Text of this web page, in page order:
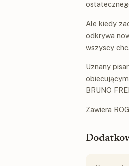
Ale kiedy
odkrywa
wszyscy
Uznany
BRUNO
Zawiera